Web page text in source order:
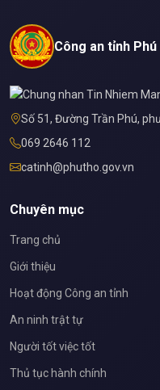
Công an tỉnh Phú
Số 51, Đường Trần Phú,
069 2646 112
catinh@phutho.gov.vn
Chuyên mục
Trang chủ
Giới thiệu
Hoạt động Công an tỉnh
An ninh trật tự
Người tốt việc tốt
Thủ tục hành chính